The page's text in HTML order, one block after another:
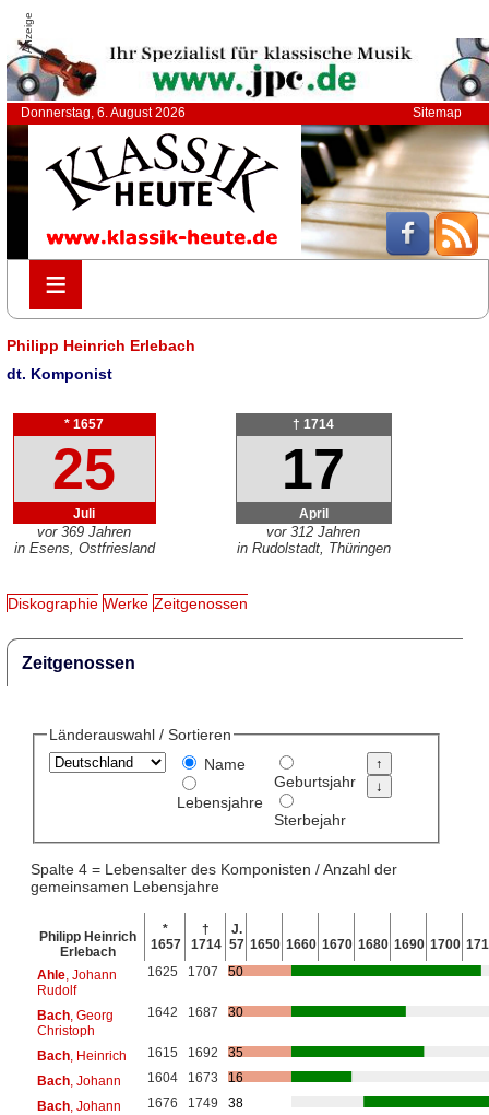
Anzeige
Donnerstag, 6. August 2026 Sitemap
≡
≡
Philipp Heinrich Erlebach
dt. Komponist
* 1657
25
Juli
vor 369 Jahren
in Esens, Ostfriesland
† 1714
17
April
vor 312 Jahren
in Rudolstadt, Thüringen
Diskographie Werke Zeitgenossen
Zeitgenossen
Länderauswahl / Sortieren
Name
Lebensjahre
Geburtsjahr
Sterbejahr
Spalte 4 = Lebensalter des Komponisten / Anzahl der
gemeinsamen Lebensjahre
Philipp Heinrich
Erlebach
*
1657
†
1714
J.
57 1650 1660 1670 1680 1690 1700
Ahle, Johann
Rudolf
1625 1707 50
Bach, Georg
Christoph
1642 1687 30
Bach, Heinrich 1615 1692
35
Bach, Johann 1604 1673
16
Bach, Johann
1676 1749 38